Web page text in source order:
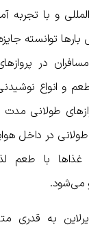
و با تجربه
توانسته
در
و انواع
طولانی مدت
در داخل
غذاها با طعم
می‌شود.
به قدری